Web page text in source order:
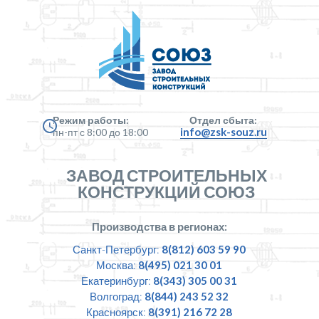
Режим работы:
пн-пт с 8:00 до 18:00
Отдел сбыта:
info@zsk-souz.ru
ЗАВОД СТРОИТЕЛЬНЫХ
КОНСТРУКЦИЙ СОЮЗ
Производства в регионах:
Санкт-Петербург: 8(812) 603 59 90
Москва: 8(495) 021 30 01
Екатеринбург: 8(343) 305 00 31
Волгоград: 8(844) 243 52 32
Красноярск: 8(391) 216 72 28